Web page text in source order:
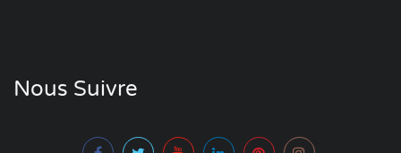
Nous Suivre